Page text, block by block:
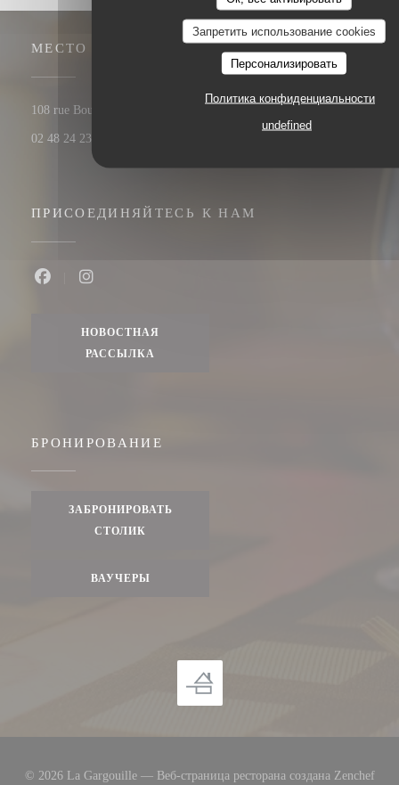
Запретить использование cookies
Персонализировать
Политика конфиденциальности
undefined
МЕСТО
108 rue Bourbonnoux - vieux bourges 18000 BOURGES
02 48 24 23 59
ПРИСОЕДИНЯЙТЕСЬ К НАМ
НОВОСТНАЯ
РАССЫЛКА
БРОНИРОВАНИЕ
ЗАБРОНИРОВАТЬ
СТОЛИК
ВАУЧЕРЫ
© 2026 La Gargouille — Веб-страница ресторана создана Zenchef